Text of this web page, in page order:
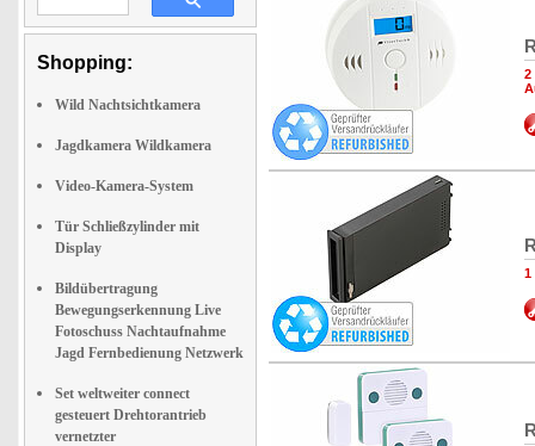
Shopping:
Wild Nachtsichtkamera
Jagdkamera Wildkamera
Video-Kamera-System
Tür Schließzylinder mit
Display
Bildübertragung
Bewegungserkennung Live
Fotoschuss Nachtaufnahme
Jagd Fernbedienung Netzwerk
Set weltweiter connect
gesteuert Drehtorantrieb
vernetzter
2
1